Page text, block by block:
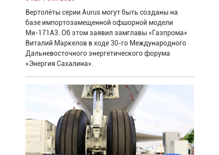
Вертолёты серии Aurus могут быть созданы на
базе импортозамещенной офшорной модели
Ми-171А3. Об этом заявил замглавы «Газпрома»
Виталий Маркелов в ходе 30-го Международного
Дальневосточного энергетического форума
«Энергия Сахалина».